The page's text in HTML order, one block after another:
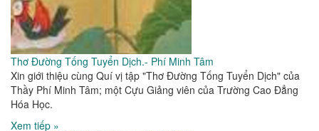
Thơ Đường Tống Tuyển Dịch.- Phí Minh Tâm
Xin giới thiệu cùng Quí vị tập "Thơ Đường Tống Tuyển Dịch" của
Thầy Phí Minh Tâm; một Cựu Giảng viên của Trường Cao Đẳng
Hóa Học.
Xem tiếp »